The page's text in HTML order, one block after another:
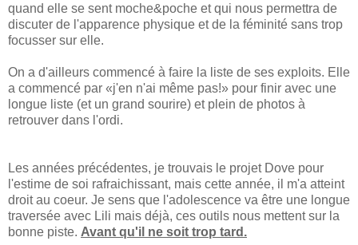
quand elle se sent moche&poche et qui nous permettra de
discuter de l'apparence physique et de la féminité sans trop
focusser sur elle.
On a d'ailleurs commencé à faire la liste de ses exploits. Elle
a commencé par «j'en n'ai même pas!» pour finir avec une
longue liste (et un grand sourire) et plein de photos à
retrouver dans l'ordi.
Les années précédentes, je trouvais le projet Dove pour
l'estime de soi rafraichissant, mais cette année, il m'a atteint
droit au coeur. Je sens que l'adolescence va être une longue
traversée avec Lili mais déjà, ces outils nous mettent sur la
bonne piste. Avant qu'il ne soit trop tard.